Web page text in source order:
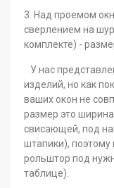
3. Над проемом
сверлением на
комплекте) -
У нас
изделий, но как
ваших окон не
размер это
свисающей, под
штапики), поэтому
рольштор под
таблице).